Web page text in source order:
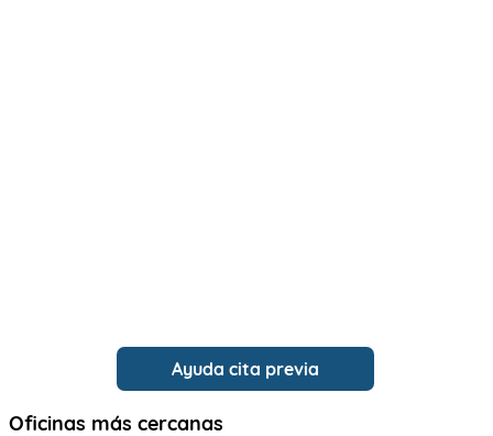
Ayuda cita previa
Oficinas más cercanas